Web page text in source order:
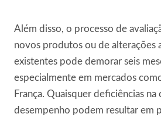
Além disso, o processo de
novos produtos ou de alterações
existentes pode demorar seis
especialmente em mercados
França. Quaisquer deficiências na
desempenho podem resultar em